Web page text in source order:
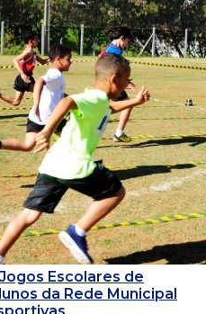
Escolares de
da Rede Municipal